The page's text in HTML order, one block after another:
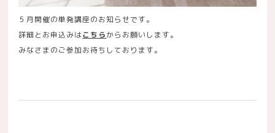
５月開催の単発講座のお知らせです。
詳細とお申込みはこちらからお願いします。
みなさまのご参加お待ちしております。